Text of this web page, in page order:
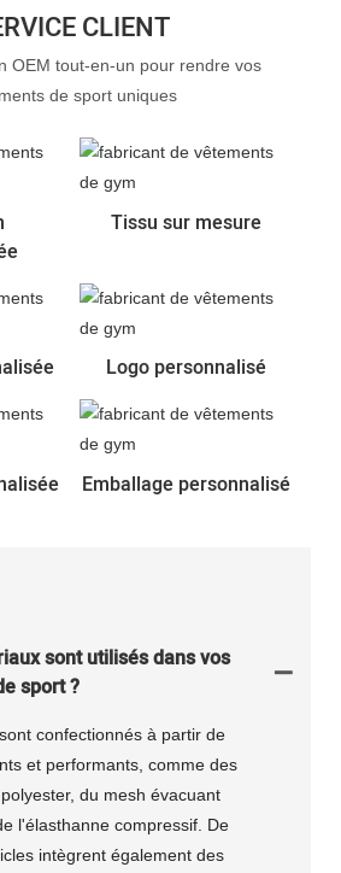
CLIENT
OEM tout-en-un pour rendre vos
de sport uniques
Tissu sur mesure
Logo personnalisé
Emballage personnalisé
sont utilisés dans vos
sport ?
confectionnés à partir de
et performants, comme des
du mesh évacuant
l'élasthanne compressif. De
intègrent également des